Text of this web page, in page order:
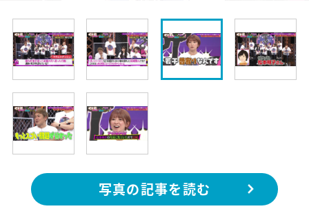
写真の記事を読む